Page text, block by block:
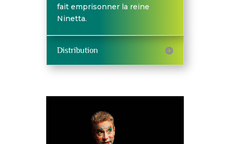
fait emprisonner la reine
Ninetta.
Distribution